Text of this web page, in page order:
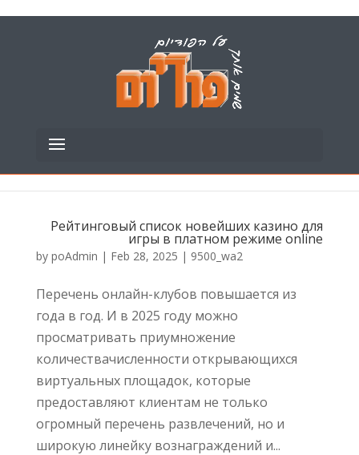
Рейтинговый список новейших казино для
игры в платном режиме online
by poAdmin | Feb 28, 2025 | 9500_wa2
Перечень онлайн-клубов повышается из
года в год. И в 2025 году можно
просматривать приумножение
количествачисленности открывающихся
виртуальных площадок, которые
предоставляют клиентам не только
огромный перечень развлечений, но и
широкую линейку вознаграждений и...